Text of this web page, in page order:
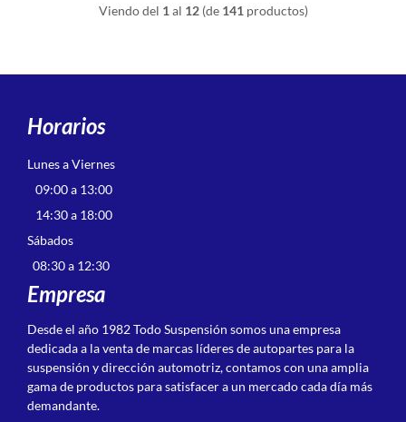
Viendo del 1 al 12(de 141 productos)
Horarios
Lunes a Viernes
09:00 a 13:00
14:30 a 18:00
Sábados
08:30 a 12:30
Empresa
Desde el año 1982 Todo Suspensión somos una empresa
dedicada a la venta de marcas líderes de autopartes para la
suspensión y dirección automotriz, contamos con una amplia
gama de productos para satisfacer a un mercado cada día más
demandante.